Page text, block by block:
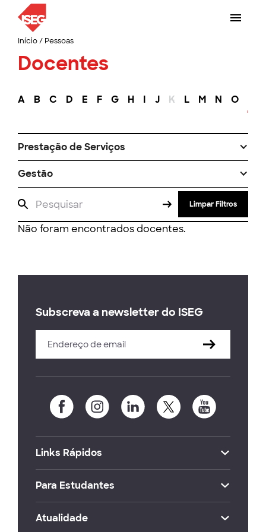
Início/ Pessoas
Docentes
A B C D E F G H I J K L M N O
Prestação de Serviços
Gestão
Limpar Filtros
Não foram encontrados docentes.
Subscreva a newsletter do ISEG
Links Rápidos
Para Estudantes
Atualidade